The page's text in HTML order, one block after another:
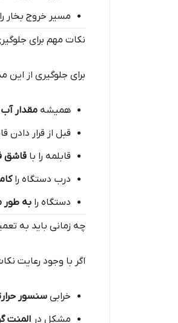
مسیر خروج بخار
نکات مهم برای
برای جلوگیری از
همیشه مقدار آب
قبل از قرار دادن
قابلمه را با قاشق
درب دستگاه را
دستگاه را به طور
چه زمانی باید به
اگر با وجود رعایت
خرابیسنسور
مشکل در المنت